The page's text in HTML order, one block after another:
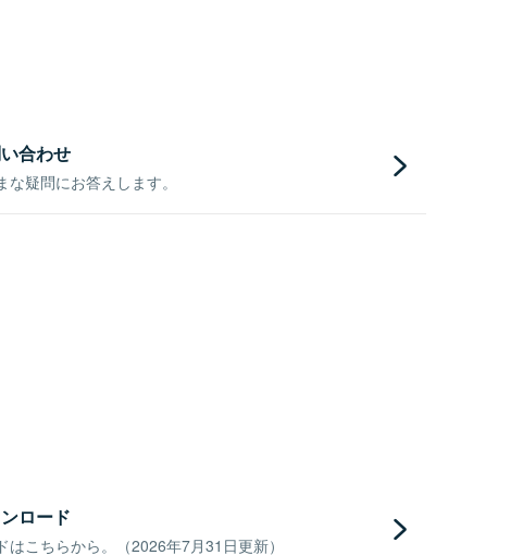
合わせ
疑問にお答えします。
ロード
こちらから。（2026年7月31日更新）